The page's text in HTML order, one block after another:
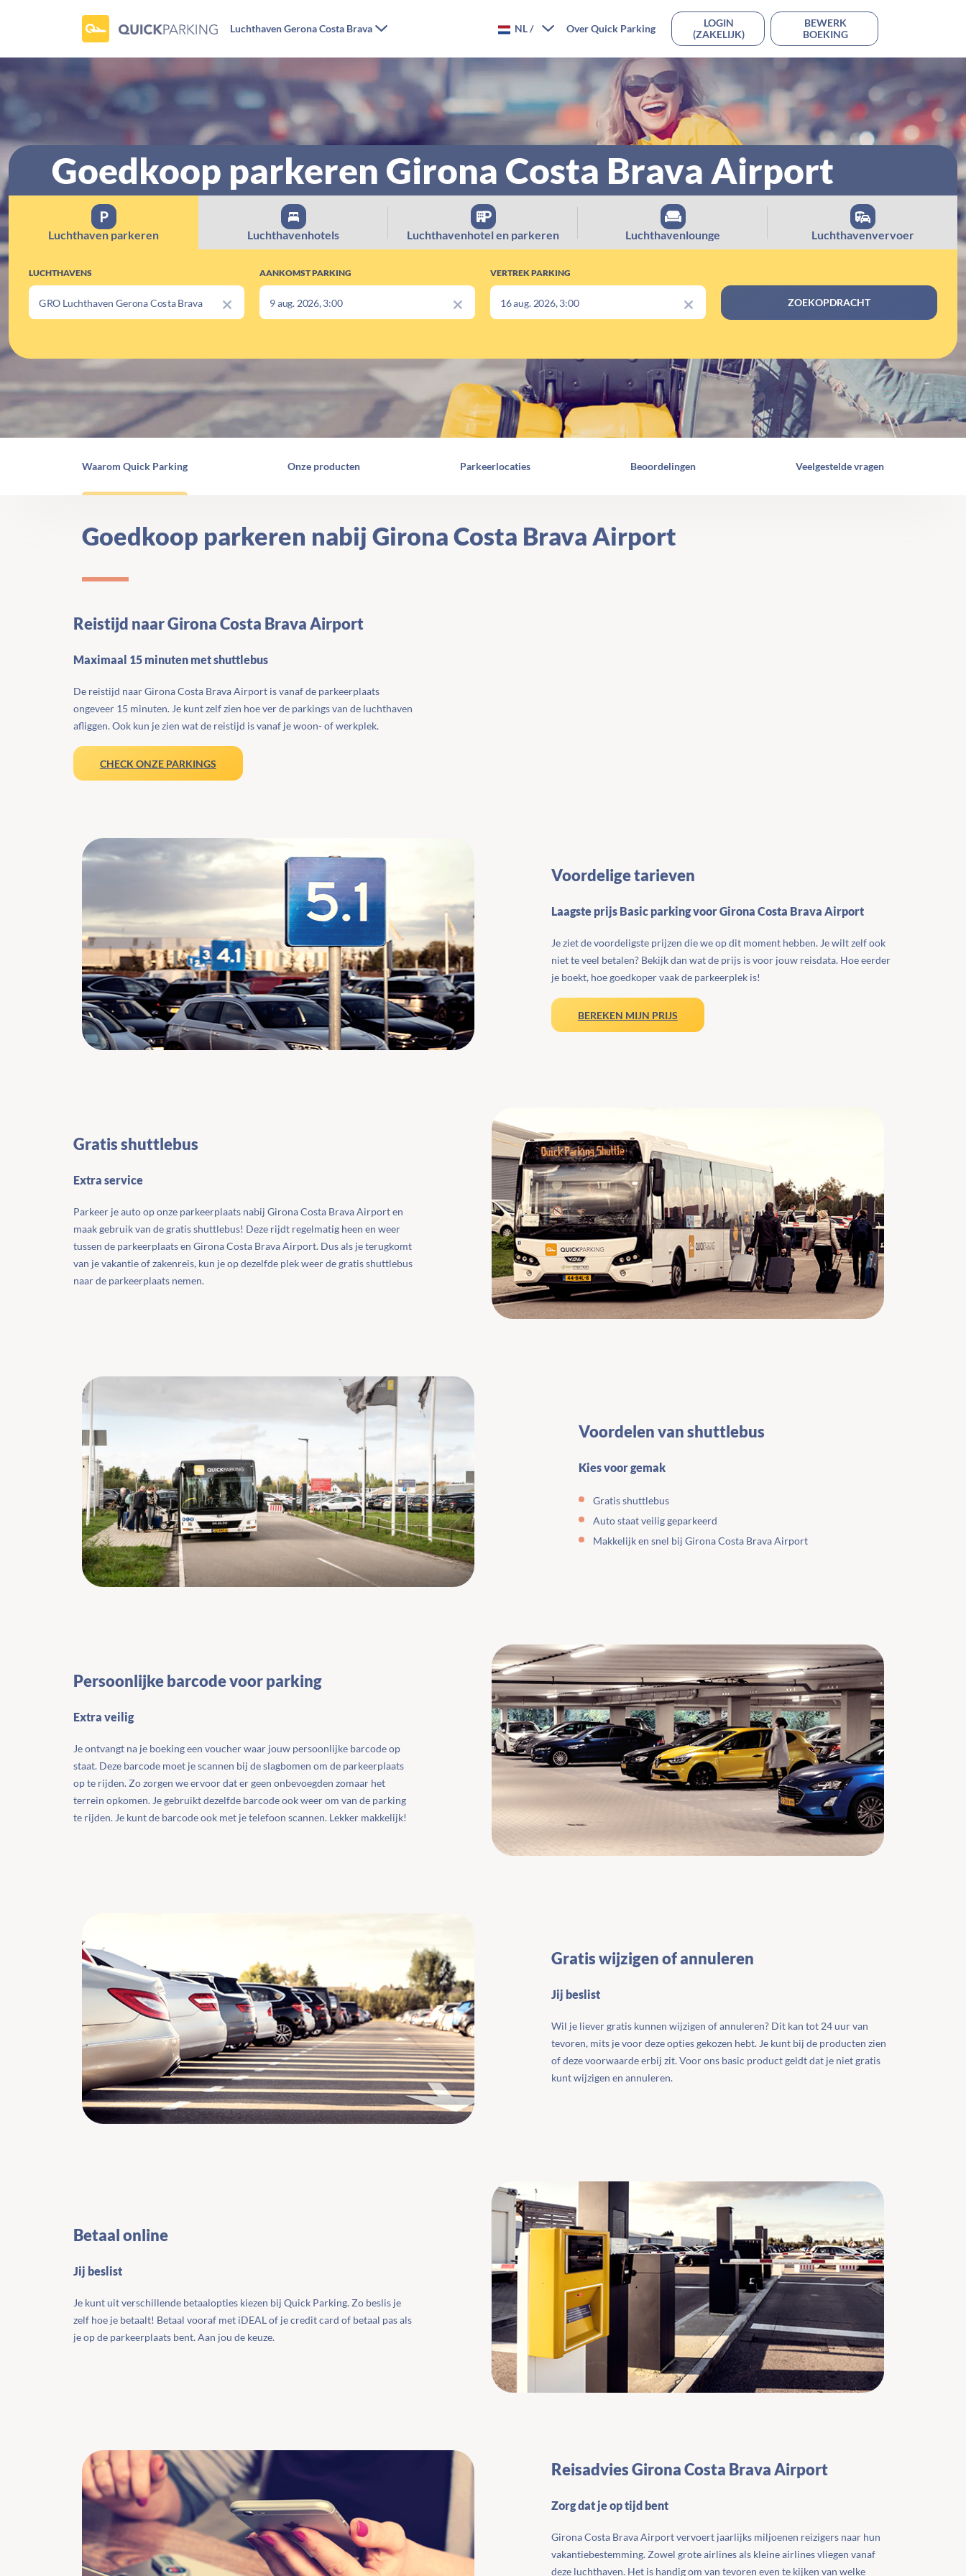
Luchthaven Gerona Costa Brava NL/ Over Quick Parking
LOGIN
(ZAKELIJK)
BEWERK
BOEKING
Goedkoop parkeren Girona Costa Brava Airport
Luchthaven parkeren Luchthavenhotels Luchthavenhotel en parkeren Luchthavenlounge Luchthavenvervoer
LUCHTHAVENS AANKOMST PARKING VERTREK PARKING
ZOEKOPDRACHT
Waarom Quick Parking Onze producten Parkeerlocaties Beoordelingen Veelgestelde vragen
Goedkoop parkeren nabij Girona Costa Brava Airport
Reistijd naar Girona Costa Brava Airport
Maximaal 15 minuten met shuttlebus
De reistijd naar Girona Costa Brava Airport is vanaf de parkeerplaats
ongeveer 15 minuten. Je kunt zelf zien hoe ver de parkings van de luchthaven
afliggen. Ook kun je zien wat de reistijd is vanaf je woon- of werkplek.
CHECK ONZE PARKINGS
Voordelige tarieven
Laagste prijs Basic parking voor Girona Costa Brava Airport
Je ziet de voordeligste prijzen die we op dit moment hebben. Je wilt zelf ook
niet te veel betalen? Bekijk dan wat de prijs is voor jouw reisdata. Hoe eerder
je boekt, hoe goedkoper vaak de parkeerplek is!
BEREKEN MIJN PRIJS
Gratis shuttlebus
Extra service
Parkeer je auto op onze parkeerplaats nabij Girona Costa Brava Airport en
maak gebruik van de gratis shuttlebus! Deze rijdt regelmatig heen en weer
tussen de parkeerplaats en Girona Costa Brava Airport. Dus als je terugkomt
van je vakantie of zakenreis, kun je op dezelfde plek weer de gratis shuttlebus
naar de parkeerplaats nemen.
Voordelen van shuttlebus
Kies voor gemak
Gratis shuttlebus
Auto staat veilig geparkeerd
Makkelijk en snel bij Girona Costa Brava Airport
Persoonlijke barcode voor parking
Extra veilig
Je ontvangt na je boeking een voucher waar jouw persoonlijke barcode op
staat. Deze barcode moet je scannen bij de slagbomen om de parkeerplaats
op te rijden. Zo zorgen we ervoor dat er geen onbevoegden zomaar het
terrein opkomen. Je gebruikt dezelfde barcode ook weer om van de parking
te rijden. Je kunt de barcode ook met je telefoon scannen. Lekker makkelijk!
Gratis wijzigen of annuleren
Jij beslist
Wil je liever gratis kunnen wijzigen of annuleren? Dit kan tot 24 uur van
tevoren, mits je voor deze opties gekozen hebt. Je kunt bij de producten zien
of deze voorwaarde erbij zit. Voor ons basic product geldt dat je niet gratis
kunt wijzigen en annuleren.
Betaal online
Jij beslist
Je kunt uit verschillende betaalopties kiezen bij Quick Parking. Zo beslis je
zelf hoe je betaalt! Betaal vooraf met iDEAL of je credit card of betaal pas als
je op de parkeerplaats bent. Aan jou de keuze.
Reisadvies Girona Costa Brava Airport
Zorg dat je op tijd bent
Girona Costa Brava Airport vervoert jaarlijks miljoenen reizigers naar hun
vakantiebestemming. Zowel grote airlines als kleine airlines vliegen vanaf
deze luchthaven. Het is handig om van tevoren even te kijken van welke